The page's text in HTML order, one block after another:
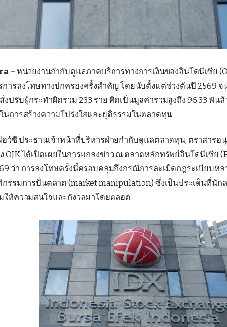
– หน่วยงานกำกับดูแลภาคบริการทางการเงินของอินโดนีเซีย
การลงโทษทางปกครองครั้งสำคัญ โดยนับตั้งแต่ช่วงต้นปี 2569 จ
งปรับผู้กระทำผิดรวม 233 ราย คิดเป็นมูลค่ารวมสูงถึง 96.33 พัน
นการสร้างความโปร่งใสและยุติธรรมในตลาดทุน
ว์ซี ประธานเจ้าหน้าที่บริหารฝ่ายกำกับดูแลตลาดทุน, ตราสารอ
OJK ได้เปิดเผยในการแถลงข่าว ณ ตลาดหลักทรัพย์อินโดนีเซีย
ว่า การลงโทษครั้งนี้ครอบคลุมถึงกรณีการละเมิดกฎระเบียบห
กรรมการปั่นตลาด (market manipulation) ซึ่งเป็นประเด็นที่นัก
ให้ความสนใจและกังวลมาโดยตลอด